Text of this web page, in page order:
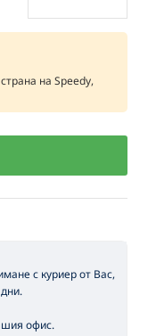
на Speedy,
с куриер от Вас,
офис.